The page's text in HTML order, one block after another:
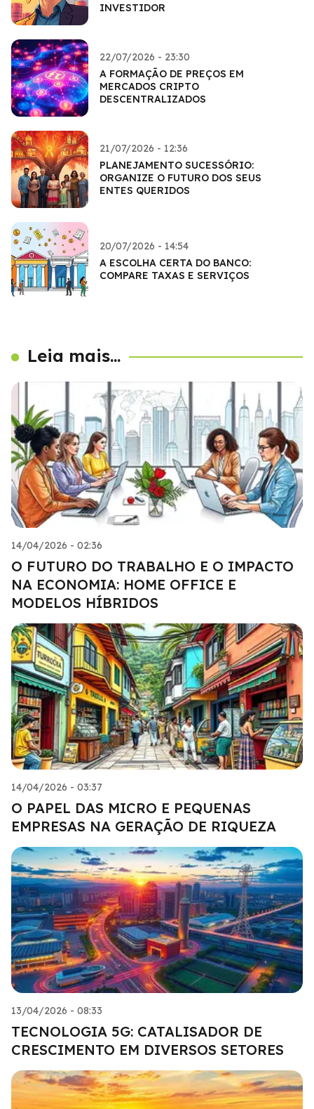
INVESTIDOR
22/07/2026 - 23:30
A FORMAÇÃO DE PREÇOS EM
MERCADOS CRIPTO
DESCENTRALIZADOS
21/07/2026 - 12:36
PLANEJAMENTO SUCESSÓRIO:
ORGANIZE O FUTURO DOS SEUS
ENTES QUERIDOS
20/07/2026 - 14:54
A ESCOLHA CERTA DO BANCO:
COMPARE TAXAS E SERVIÇOS
Leia mais...
14/04/2026 - 02:36
O FUTURO DO TRABALHO E O IMPACTO
NA ECONOMIA: HOME OFFICE E
MODELOS HÍBRIDOS
14/04/2026 - 03:37
O PAPEL DAS MICRO E PEQUENAS
EMPRESAS NA GERAÇÃO DE RIQUEZA
13/04/2026 - 08:33
TECNOLOGIA 5G: CATALISADOR DE
CRESCIMENTO EM DIVERSOS SETORES